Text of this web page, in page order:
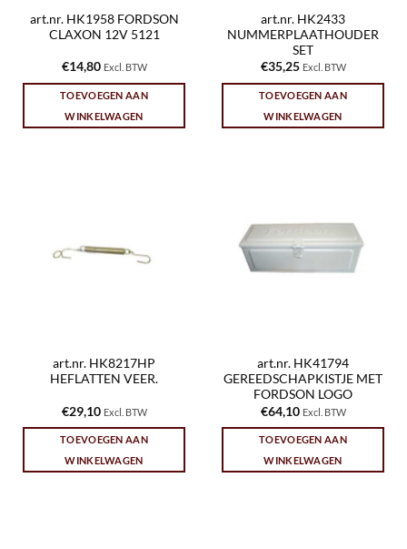
art.nr. HK1958 FORDSON
CLAXON 12V 5121
€14,80 Excl. BTW
TOEVOEGEN AAN
WINKELWAGEN
art.nr. HK2433
NUMMERPLAATHOUDER
SET
€35,25 Excl. BTW
TOEVOEGEN AAN
WINKELWAGEN
art.nr. HK8217HP
HEFLATTEN VEER.
€29,10 Excl. BTW
TOEVOEGEN AAN
WINKELWAGEN
art.nr. HK41794
GEREEDSCHAPKISTJE MET
FORDSON LOGO
€64,10 Excl. BTW
TOEVOEGEN AAN
WINKELWAGEN